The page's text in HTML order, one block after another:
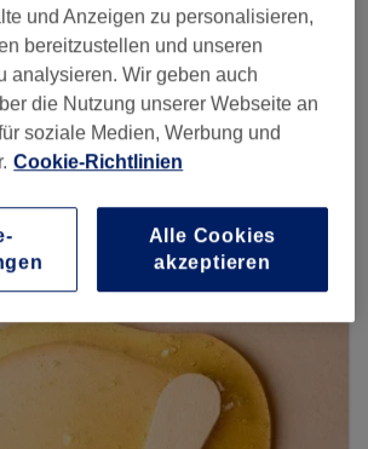
Salons in deiner Nähe
und Anzeigen zu personalisieren,
bereitzustellen und unseren
analysieren. Wir geben auch
die Nutzung unserer Webseite an
soziale Medien, Werbung und
Cookie-Richtlinien
Alle Cookies
akzeptieren